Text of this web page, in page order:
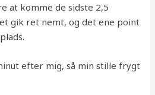
at komme de sidste 2,5
gik ret nemt, og det ene point
efter mig, så min stille frygt